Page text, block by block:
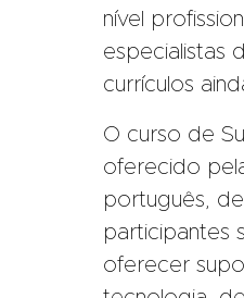
nível
especialistas
currículos
O curso de
oferecido
português,
participantes
oferecer